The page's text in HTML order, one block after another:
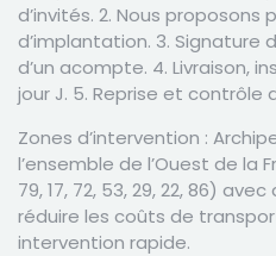
d’invités. 2. Nous
d’implantation. 3.
d’un acompte. 4. Livraison,
jour J. 5. Reprise et contrôle
Zones d’intervention :
l’ensemble de l’Ouest de la
79, 17, 72, 53, 29, 22, 86)
réduire les coûts de
intervention rapide.